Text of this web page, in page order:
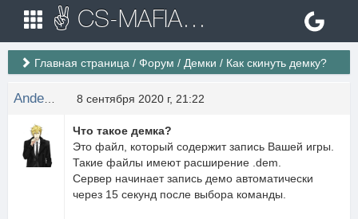
✌ CS-MAFIA.RU ✌ Игровые сервера Counter Strike 1.6
Главная страница / Форум / Демки / Как скинуть демку?
8 сентября 2020 г, 21:22
Что такое демка?
Это файл, который содержит запись Вашей игры.
Такие файлы имеют расширение .dem.
Сервер начинает запись демо автоматически
через 15 секунд после выбора команды.